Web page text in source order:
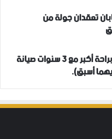
تعقدان جولة من
امتلك MG7 اليوم، واستمتع براحة أكبر مع 3 سنوات صيانة